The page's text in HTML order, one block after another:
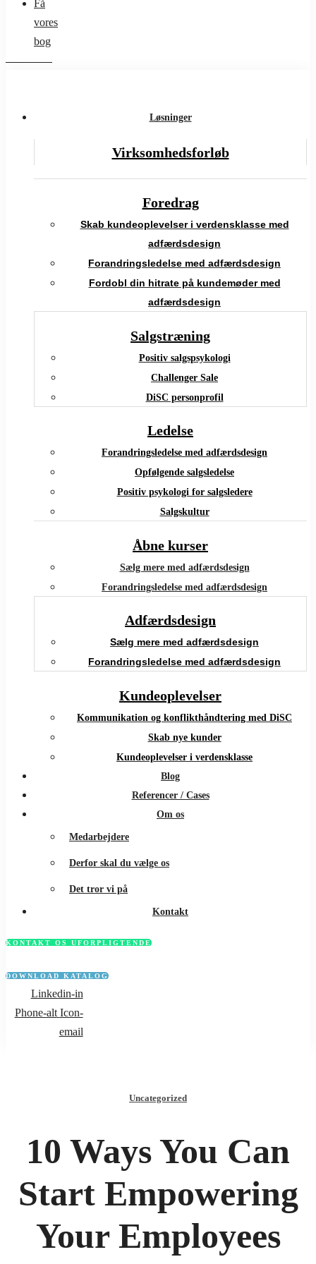
Få
vores
bog
Løsninger
Virksomhedsforløb
Foredrag
Skab kundeoplevelser i verdensklasse med
adfærdsdesign
Forandringsledelse med adfærdsdesign
Fordobl din hitrate på kundemøder med
adfærdsdesign
Salgstræning
Positiv salgspsykologi
Challenger Sale
DiSC personprofil
Ledelse
Forandringsledelse med adfærdsdesign
Opfølgende salgsledelse
Positiv psykologi for salgsledere
Salgskultur
Åbne kurser
Sælg mere med adfærdsdesign
Forandringsledelse med adfærdsdesign
Adfærdsdesign
Sælg mere med adfærdsdesign
Forandringsledelse med adfærdsdesign
Kundeoplevelser
Kommunikation og konflikthåndtering med DiSC
Skab nye kunder
Kundeoplevelser i verdensklasse
Blog
Referencer / Cases
Om os
Medarbejdere
Derfor skal du vælge os
Det tror vi på
Kontakt
KONTAKT OS UFORPLIGTENDE
DOWNLOAD KATALOG
Linkedin-in
Phone-alt Icon-
email
Uncategorized
10 Ways You Can
Start Empowering
Your Employees